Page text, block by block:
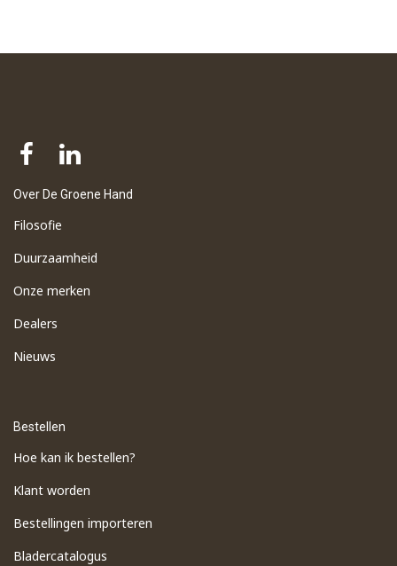
Over De Groene Hand
Filosofie
Duurzaamheid
Onze merken
Dealers
Nieuws
Bestellen
Hoe kan ik bestellen?
Klant worden
Bestellingen importeren
​Bladercatalogus